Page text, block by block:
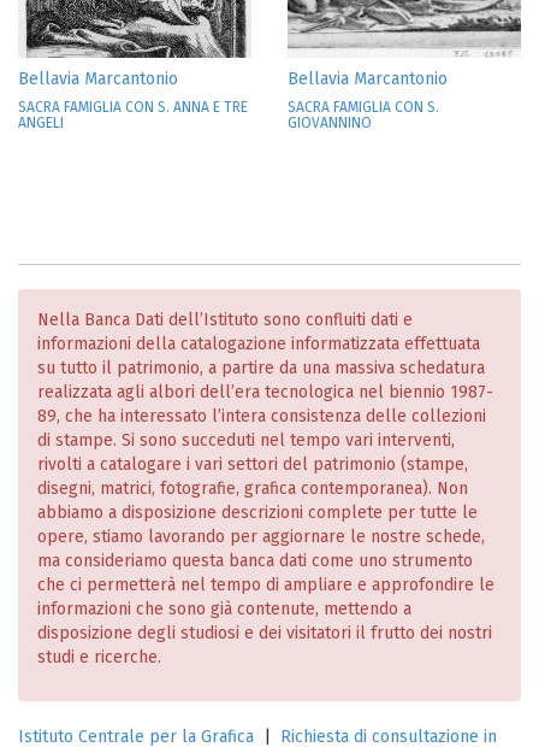
Bellavia Marcantonio
SACRA FAMIGLIA CON S. ANNA E TRE
ANGELI
Bellavia Marcantonio
SACRA FAMIGLIA CON S.
GIOVANNINO
Nella Banca Dati dell’Istituto sono confluiti dati e
informazioni della catalogazione informatizzata effettuata
su tutto il patrimonio, a partire da una massiva schedatura
realizzata agli albori dell’era tecnologica nel biennio 1987-
89, che ha interessato l’intera consistenza delle collezioni
di stampe. Si sono succeduti nel tempo vari interventi,
rivolti a catalogare i vari settori del patrimonio (stampe,
disegni, matrici, fotografie, grafica contemporanea). Non
abbiamo a disposizione descrizioni complete per tutte le
opere, stiamo lavorando per aggiornare le nostre schede,
ma consideriamo questa banca dati come uno strumento
che ci permetterà nel tempo di ampliare e approfondire le
informazioni che sono già contenute, mettendo a
disposizione degli studiosi e dei visitatori il frutto dei nostri
studi e ricerche.
Istituto Centrale per la Grafica
Richiesta di consultazione in